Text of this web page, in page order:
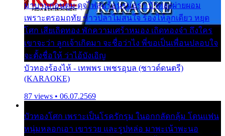
มาบานก่อนตูม ดุจไฟสุมร้อนรุมอุรา บัวทองผ่ายผอม
เพราะตรอมฤทัย ข้าวปลาไม่สนใจ ร้องไห้ลูกเดียว หยุด
โศก เสียเถิดทอง พักความเศร้าหมอง เถิดทองจ๋า ถึงใคร
เขาจะว่า ลูกเจ้าเกิดมา จะชื่อว่าไง พี่ขอเป็นเพื่อนปลอบใจ
จะตั้งชื่อให้ ว่าไอ้บังเอิญ
บัวทองร้องไห้ - เทพพร เพชรอุบล (ซาวด์ดนตรี)
(KARAOKE)
87 views • 06.07.2569
บัวทองโศก เพราะเป็นโรครักรุม ในอกกลัดกลุ้ม โดนแฟน
หนุ่มหลอกเอา เขารวย และรูปหล่อ มาพะเน้าพะนอ